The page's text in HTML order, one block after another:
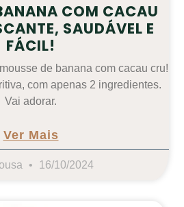
COM CACAU
SAUDÁVEL E
FÁCIL!
de banana com cacau cru!
com apenas 2 ingredientes.
Vai adorar.
Ver Mais
16/10/2024